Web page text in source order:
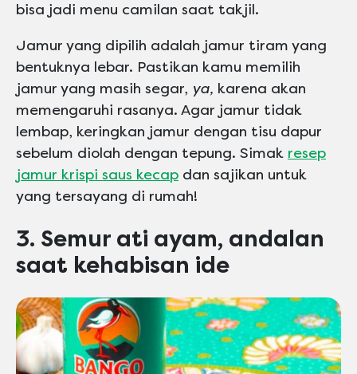
bisa jadi menu camilan saat takjil.
Jamur yang dipilih adalah jamur tiram yang
bentuknya lebar. Pastikan kamu memilih
jamur yang masih segar, ya, karena akan
memengaruhi rasanya. Agar jamur tidak
lembap, keringkan jamur dengan tisu dapur
sebelum diolah dengan tepung. Simak resep
jamur krispi saus kecap dan sajikan untuk
yang tersayang di rumah!
3. Semur ati ayam, andalan
saat kehabisan ide